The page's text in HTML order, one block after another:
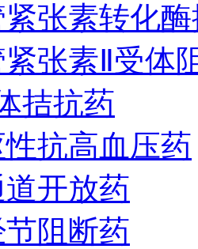
紧张素转化
紧张素Ⅱ受体
拮抗药
抗高血压药
开放药
阻断药